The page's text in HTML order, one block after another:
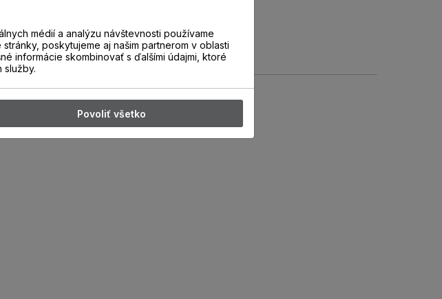
médií a analýzu návštevnosti používame
poskytujeme aj našim partnerom v oblasti
informácie skombinovať s ďalšími údajmi, ktoré
služby.
Povoliť všetko